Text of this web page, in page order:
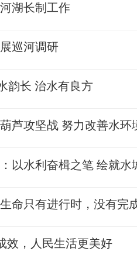
湖长制工作
巡河调研
韵长 治水有良方
芦攻坚战 努力改善水环
以水利奋楫之笔 绘就
命只有进行时，没有完
效，人民生活更美好